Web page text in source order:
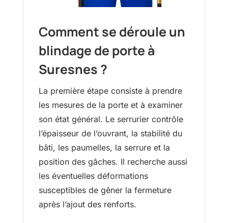
Comment se déroule un
blindage de porte à
Suresnes ?
La première étape consiste à prendre
les mesures de la porte et à examiner
son état général. Le serrurier contrôle
l’épaisseur de l’ouvrant, la stabilité du
bâti, les paumelles, la serrure et la
position des gâches. Il recherche aussi
les éventuelles déformations
susceptibles de gêner la fermeture
après l’ajout des renforts.